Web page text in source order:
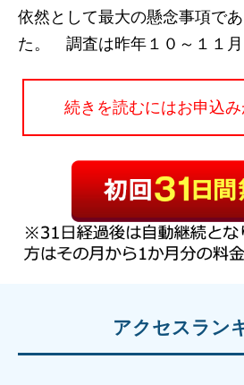
依然として最大の懸念事項で
た。 調査は昨年１０～１１
続きを読むにはお申込み
アクセスラン